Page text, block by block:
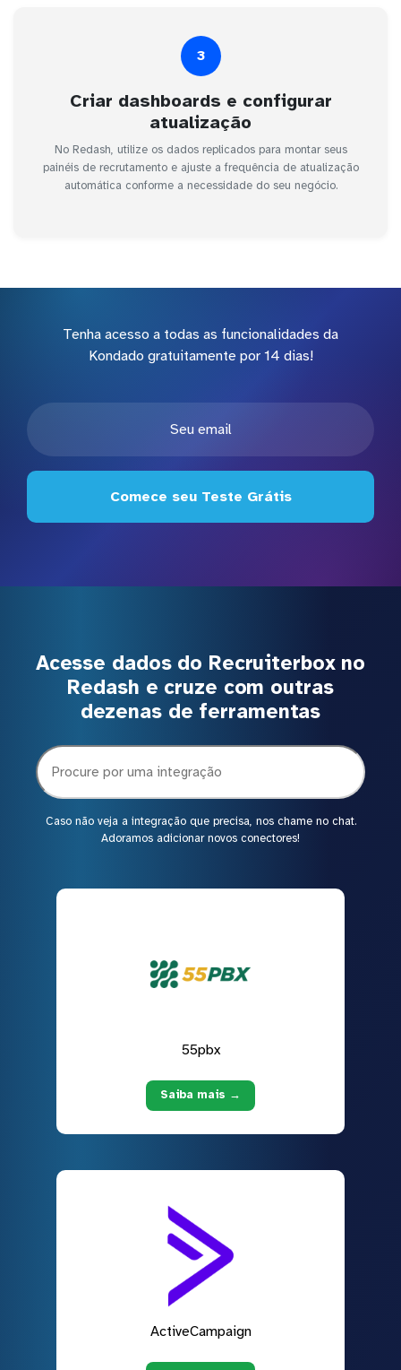
3
Criar dashboards e configurar
atualização
No Redash, utilize os dados replicados para montar seus
painéis de recrutamento e ajuste a frequência de atualização
automática conforme a necessidade do seu negócio.
Tenha acesso a todas as funcionalidades da
Kondado gratuitamente por 14 dias!
Comece seu Teste Grátis
Acesse dados do Recruiterbox no
Redash e cruze com outras
dezenas de ferramentas
Caso não veja a integração que precisa, nos chame no chat.
Adoramos adicionar novos conectores!
55pbx
Saiba mais →
ActiveCampaign